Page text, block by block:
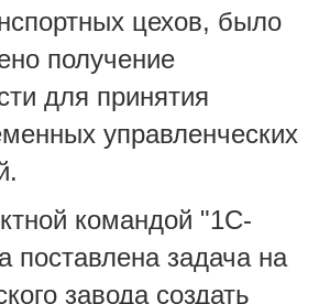
цехов, было
получение
для принятия
управленческих
командой "1С-
поставлена задача на
завода создать